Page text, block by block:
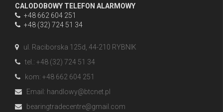
CALODOBOWY TELEFON ALARMOWY
+48 662 604 251
+48 (32) 724 51 34
ul. Raciborska 125d, 44-210 RYBNIK
tel.: +48 (32) 724 51 34
kom: +48 662 604 251
Email: handlowy@btcnet.pl
bearingtradecentre@gmail.com